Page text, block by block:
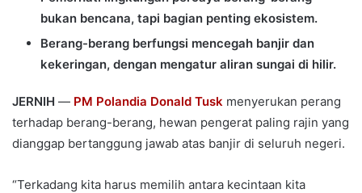
bukan bencana, tapi bagian penting ekosistem.
Berang-berang berfungsi mencegah banjir dan
kekeringan, dengan mengatur aliran sungai di hilir.
JERNIH — PM Polandia Donald Tusk menyerukan perang
terhadap berang-berang, hewan pengerat paling rajin yang
dianggap bertanggung jawab atas banjir di seluruh negeri.
“Terkadang kita harus memilih antara kecintaan kita